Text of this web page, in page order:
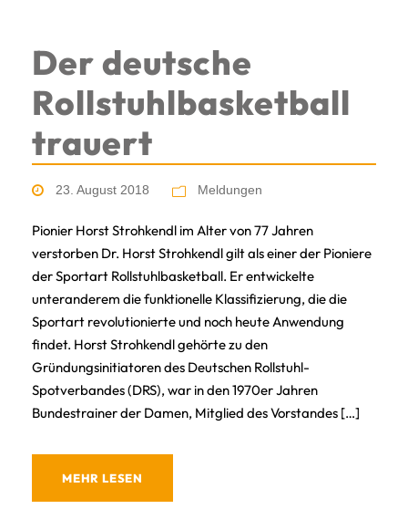
Der deutsche
Rollstuhlbasketball
trauert
23. August 2018 Meldungen
Pionier Horst Strohkendl im Alter von 77 Jahren
verstorben Dr. Horst Strohkendl gilt als einer der Pioniere
der Sportart Rollstuhlbasketball. Er entwickelte
unteranderem die funktionelle Klassifizierung, die die
Sportart revolutionierte und noch heute Anwendung
findet. Horst Strohkendl gehörte zu den
Gründungsinitiatoren des Deutschen Rollstuhl-
Spotverbandes (DRS), war in den 1970er Jahren
Bundestrainer der Damen, Mitglied des Vorstandes […]
MEHR LESEN